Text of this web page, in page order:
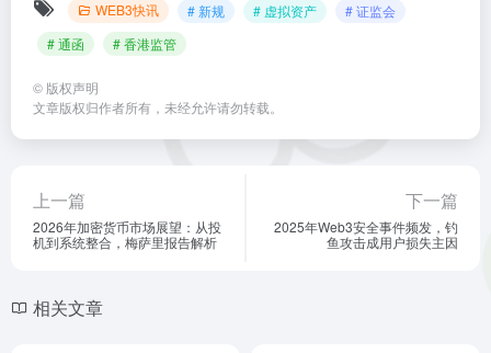
WEB3快讯 # 新规 # 虚拟资产
# 证监会
# 通函
# 香港监管
© 版权声明
文章版权归作者所有，未经允许请勿转载。
上一篇
2026年加密货币市场展望：从投
机到系统整合，梅萨里报告解析
下一篇
2025年Web3安全事件频发，钓
鱼攻击成用户损失主因
相关文章